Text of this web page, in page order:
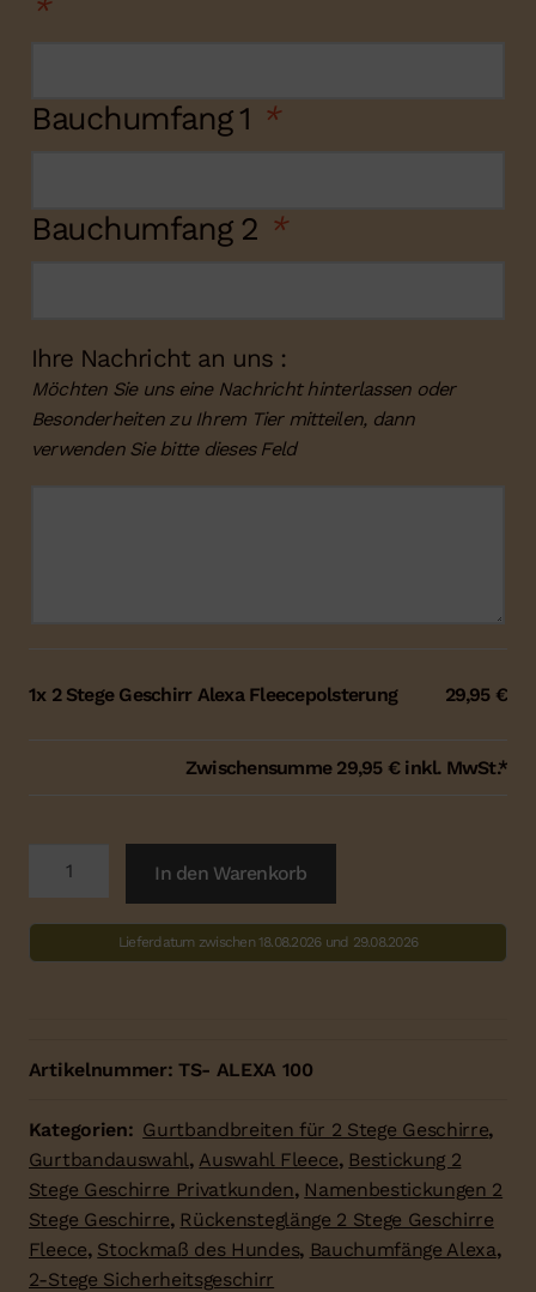
*
Bauchumfang 1 *
Bauchumfang 2 *
Ihre Nachricht an uns :
Möchten Sie uns eine Nachricht hinterlassen oder
Besonderheiten zu Ihrem Tier mitteilen, dann
verwenden Sie bitte dieses Feld
uns
1x 2 Stege Geschirr Alexa Fleecepolsterung 29,95 €
Zwischensumme 29,95 €inkl. MwSt.*
In den Warenkorb
Lieferdatum zwischen 18.08.2026 und 29.08.2026
Artikelnummer: TS- ALEXA 100
Kategorien: Gurtbandbreiten für 2 Stege Geschirre,
Gurtbandauswahl, Auswahl Fleece, Bestickung 2
Stege Geschirre Privatkunden, Namenbestickungen 2
Stege Geschirre, Rückensteglänge 2 Stege Geschirre
Fleece, Stockmaß des Hundes, Bauchumfänge Alexa,
2-Stege Sicherheitsgeschirr